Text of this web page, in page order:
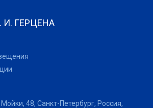
И. ГЕРЦЕНА
48, Санкт-Петербург, Россия,